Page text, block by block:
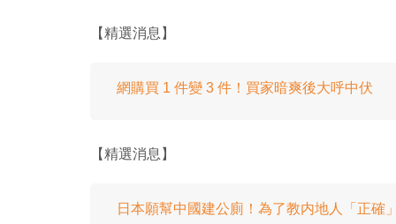
【精選消息】
網購買 1 件變 3 件！買家暗爽後大呼中伏
【精選消息】
日本願幫中國建公廁！為了教内地人「正確